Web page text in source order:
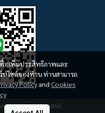
พื่อเพิ่มประสิทธิภาพและ
บไซต์ของท่าน ท่านสามารถ
Policyand Cookies
| Powered by MWE